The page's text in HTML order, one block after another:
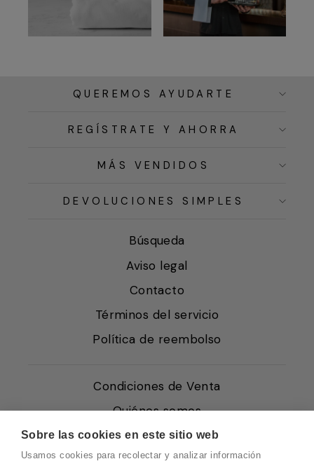
Sobre las cookies en este sitio web
Usamos cookies para recolectar y analizar información
QUEREMOS AYUDARTE
REGÍSTRATE Y AHORRA
MÁS VENDIDOS
DEVOLUCIONES SIMPLES
Búsqueda
Aviso legal
Contacto
Términos del servicio
Política de reembolso
Condiciones de Venta
Quiénes somos
Política de Cookies
Protección de Datos